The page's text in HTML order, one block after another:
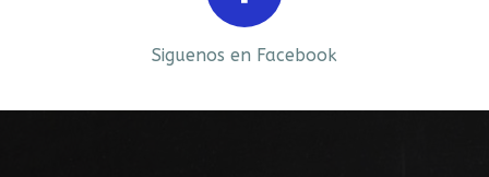
Siguenos en Facebook